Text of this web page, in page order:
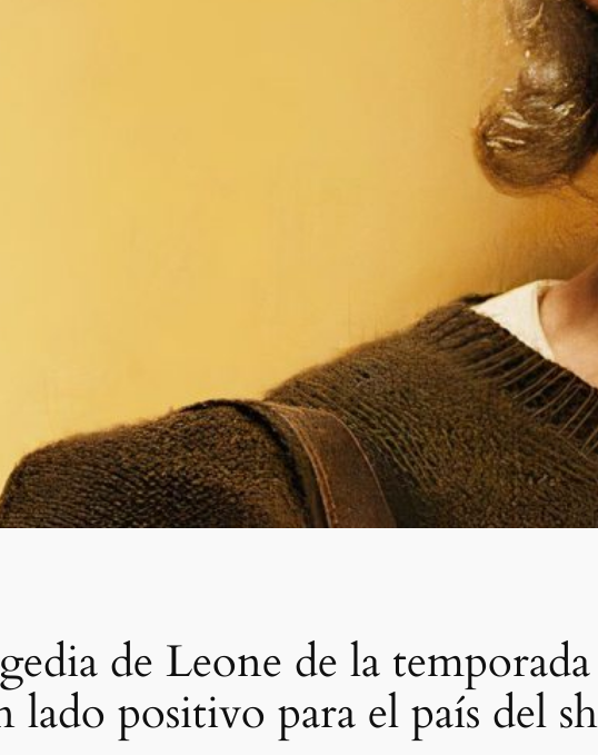
de Leone de la
positivo para el país del